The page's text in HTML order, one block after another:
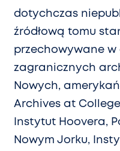
dotychczas
źródłową tomu
przechowywane w
zagranicznych
Nowych,
Archives at
Instytut Hoovera,
Nowym Jorku,